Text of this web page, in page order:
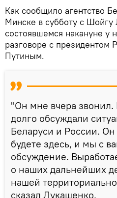
Как сообщило агентство
Минске в субботу с
состоявшемся накануне у
разговоре с президентом
Путиным.
"Он мне вчера
долго обсуждали
Беларуси и России. Он
будете здесь, и мы с
обсуждение.
о наших дальнейших
нашей
сказал Лукашенко.